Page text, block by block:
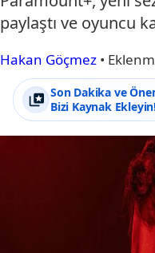
paylaştı ve oyuncu
Hakan Göçmez •
Son Dakika ve
Bizi Kaynak